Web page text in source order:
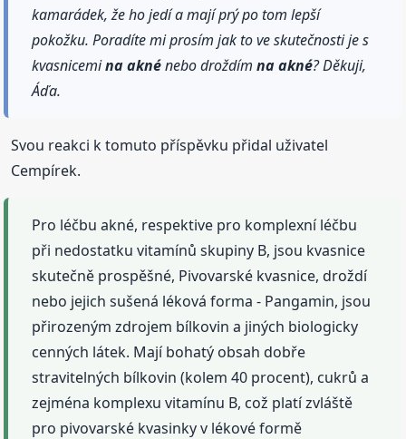
kamarádek, že ho jedí a mají prý po tom lepší
pokožku. Poradíte mi prosím jak to ve skutečnosti je s
kvasnicemina aknénebo droždímna akné? Děkuji,
Áďa.
Svou reakci k tomuto příspěvku přidal uživatel
Cempírek.
Pro léčbu akné, respektive pro komplexní léčbu
při nedostatku vitamínů skupiny B, jsou kvasnice
skutečně prospěšné, Pivovarské kvasnice, droždí
nebo jejich sušená léková forma - Pangamin, jsou
přirozeným zdrojem bílkovin a jiných biologicky
cenných látek. Mají bohatý obsah dobře
stravitelných bílkovin (kolem 40 procent), cukrů a
zejména komplexu vitamínu B, což platí zvláště
pro pivovarské kvasinky v lékové formě